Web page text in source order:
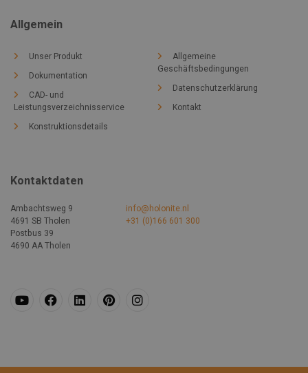
Allgemein
Unser Produkt
Dokumentation
CAD- und
Leistungsverzeichnisservice
Konstruktionsdetails
Allgemeine
Geschäftsbedingungen
Datenschutzerklärung
Kontakt
Kontaktdaten
Ambachtsweg 9
4691 SB Tholen
Postbus 39
4690 AA Tholen
info@holonite.nl
+31 (0)166 601 300